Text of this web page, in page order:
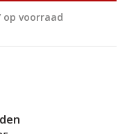
op voorraad